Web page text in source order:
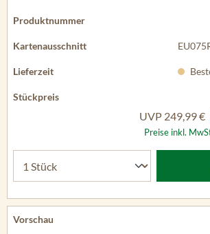
UVP 249,99 €
Preise inkl.